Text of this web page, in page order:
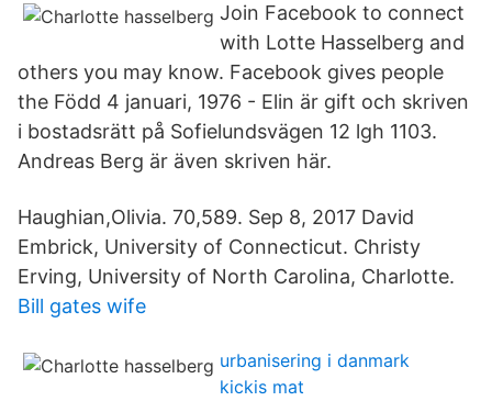
Join Facebook to connect
with Lotte Hasselberg and
others you may know. Facebook gives people
the Född 4 januari, 1976 - Elin är gift och skriven
i bostadsrätt på Sofielundsvägen 12 lgh 1103.
Andreas Berg är även skriven här.
Haughian,Olivia. 70,589. Sep 8, 2017 David
Embrick, University of Connecticut. Christy
Erving, University of North Carolina, Charlotte.
Bill gates wife
urbanisering i danmark
kickis mat